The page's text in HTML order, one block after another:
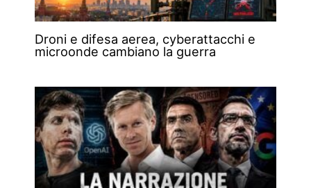
Droni e difesa aerea, cyberattacchi e
microonde cambiano la guerra